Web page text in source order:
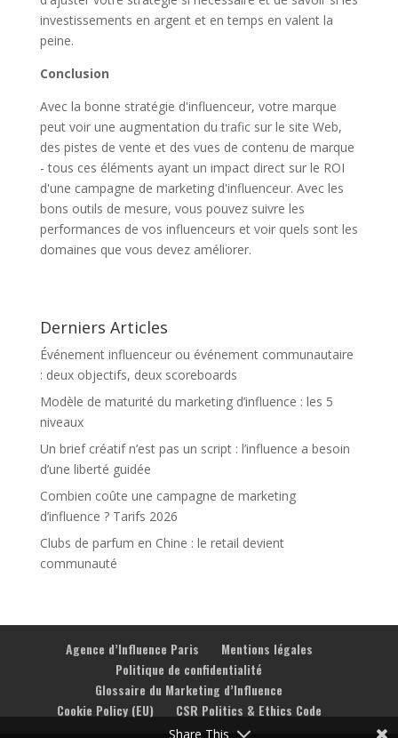
investissements en argent et en temps en valent la
peine.
Conclusion
Avec la bonne stratégie d'influenceur, votre marque
peut voir une augmentation du trafic sur le site Web,
des pistes de vente et des vues de contenu de marque
- tous ces éléments ayant un impact direct sur le ROI
d'une campagne de marketing d'influenceur. Avec les
bons outils de mesure, vous pouvez suivre les
performances de vos influenceurs et voir quels sont les
domaines que vous devez améliorer.
Derniers Articles
Événement influenceur ou événement communautaire
: deux objectifs, deux scoreboards
Modèle de maturité du marketing d’influence : les 5
niveaux
Un brief créatif n’est pas un script : l’influence a besoin
d’une liberté guidée
Combien coûte une campagne de marketing
d’influence ? Tarifs 2026
Clubs de parfum en Chine : le retail devient
communauté
Agence d’Influence Paris
Mentions légales
Politique de confidentialité
Glossaire du Marketing d’Influence
Cookie Policy (EU)
CSR Politics & Ethics Code
Share This